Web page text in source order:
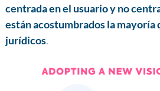
centrada en el usuario y no
están acostumbrados la mayoría
jurídicos.